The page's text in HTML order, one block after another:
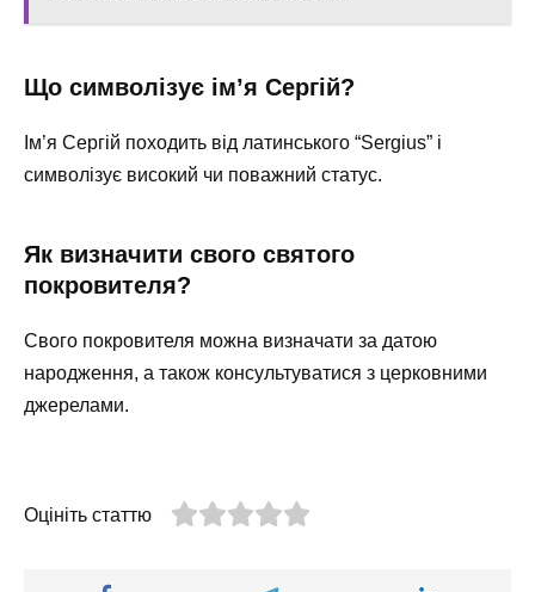
Що символізує ім’я Сергій?
Ім’я Сергій походить від латинського “Sergius” і
символізує високий чи поважний статус.
Як визначити свого святого
покровителя?
Свого покровителя можна визначати за датою
народження, а також консультуватися з церковними
джерелами.
Оцініть статтю